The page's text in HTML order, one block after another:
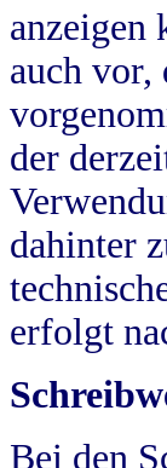
anzeigen
auch vor,
der
dahinter
erfolgt
Bei den